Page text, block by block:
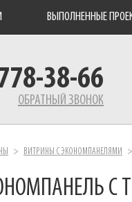
ВЫПОЛНЕННЫЕ
38-66
ОБРАТНЫЙ ЗВОНОК
ВИТРИНЫ С ЭКОНОМПАНЕЛЯМИ
С